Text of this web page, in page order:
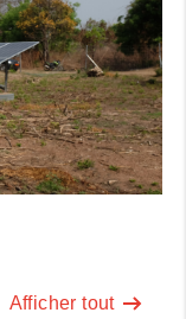
Afficher tout